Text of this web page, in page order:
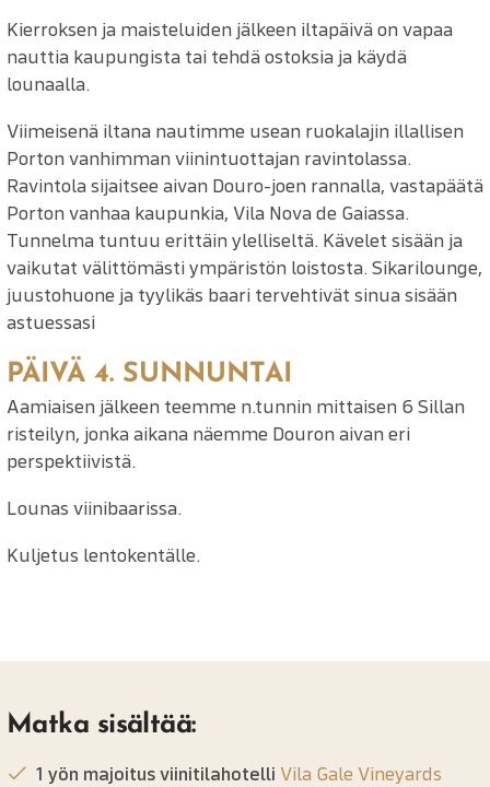
Kierroksen ja maisteluiden jälkeen iltapäivä on vapaa
nauttia kaupungista tai tehdä ostoksia ja käydä
lounaalla.
Viimeisenä iltana nautimme usean ruokalajin illallisen
Porton vanhimman viinintuottajan ravintolassa.
Ravintola sijaitsee aivan Douro-joen rannalla, vastapäätä
Porton vanhaa kaupunkia, Vila Nova de Gaiassa.
Tunnelma tuntuu erittäin ylelliseltä. Kävelet sisään ja
vaikutat välittömästi ympäristön loistosta. Sikarilounge,
juustohuone ja tyylikäs baari tervehtivät sinua sisään
astuessasi
PÄIVÄ 4. SUNNUNTAI
Aamiaisen jälkeen teemme n.tunnin mittaisen 6 Sillan
risteilyn, jonka aikana näemme Douron aivan eri
perspektiivistä.
Lounas viinibaarissa.
Kuljetus lentokentälle.
Matka sisältää:
1 yön majoitus viinitilahotelli Vila Gale Vineyards